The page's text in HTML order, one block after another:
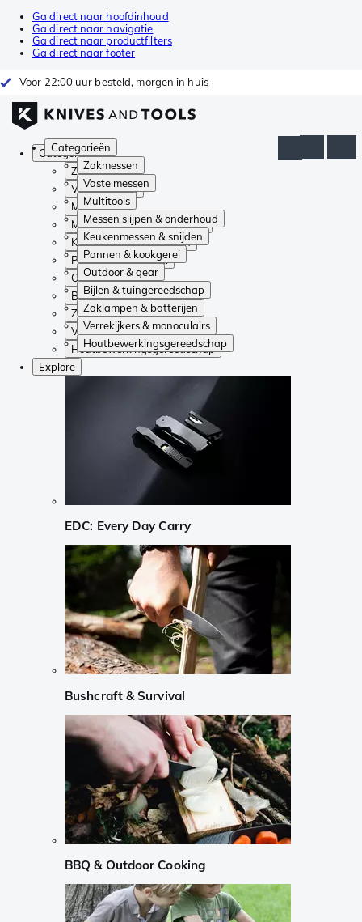
Ga direct naar hoofdinhoud
Ga direct naar navigatie
Ga direct naar productfilters
Ga direct naar footer
Voor 22:00 uur besteld, morgen in huis
Categorieën
Zakmessen
Vaste messen
Multitools
Messen slijpen & onderhoud
Keukenmessen & snijden
Pannen & kookgerei
Outdoor & gear
Bijlen & tuingereedschap
Zaklampen & batterijen
Verrekijkers & monoculairs
Houtbewerkingsgereedschap
Categorieën
Zakmessen
Vaste messen
Multitools
Messen slijpen & onderhoud
Keukenmessen & snijden
Pannen & kookgerei
Outdoor & gear
Bijlen & tuingereedschap
Zaklampen & batterijen
Verrekijkers & monoculairs
Houtbewerkingsgereedschap
Explore
EDC: Every Day Carry
Bushcraft & Survival
BBQ & Outdoor Cooking